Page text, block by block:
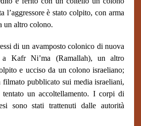
l’aggressore è stato colpito, con arma
un altro colono.
di un avamposto colonico di nuova
a Kafr Ni’ma (Ramallah), un altro
e ucciso da un colono israeliano;
filmato pubblicato sui media israeliani,
tentato un accoltellamento. I corpi di
sono stati trattenuti dalle autorità